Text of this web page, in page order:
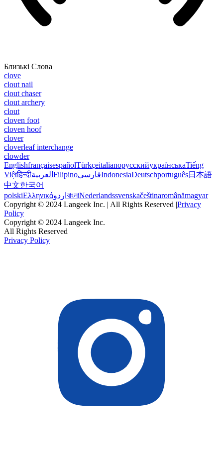
Близькі Слова
clove
clout nail
clout chaser
clout archery
clout
cloven foot
cloven hoof
clover
cloverleaf interchange
clowder
EnglishfrançaisespañolTürkçeitalianoрусскийукраїнськаTiếng
Việtहिन्दीالعربية FilipinoفارسیIndonesiaDeutschportuguês日本語
中文한국어
polskiΕλληνικάاردو বাংলাNederlandssvenskačeštinaromânămagyar
Copyright © 2024 Langeek Inc. | All Rights Reserved |Privacy
Policy
Copyright © 2024 Langeek Inc.
All Rights Reserved
Privacy Policy